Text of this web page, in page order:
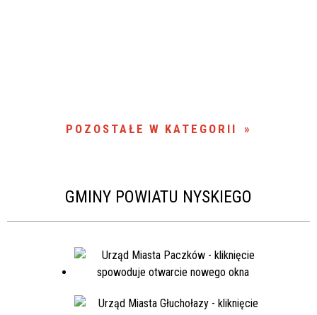
POZOSTAŁE W KATEGORII
GMINY POWIATU NYSKIEGO